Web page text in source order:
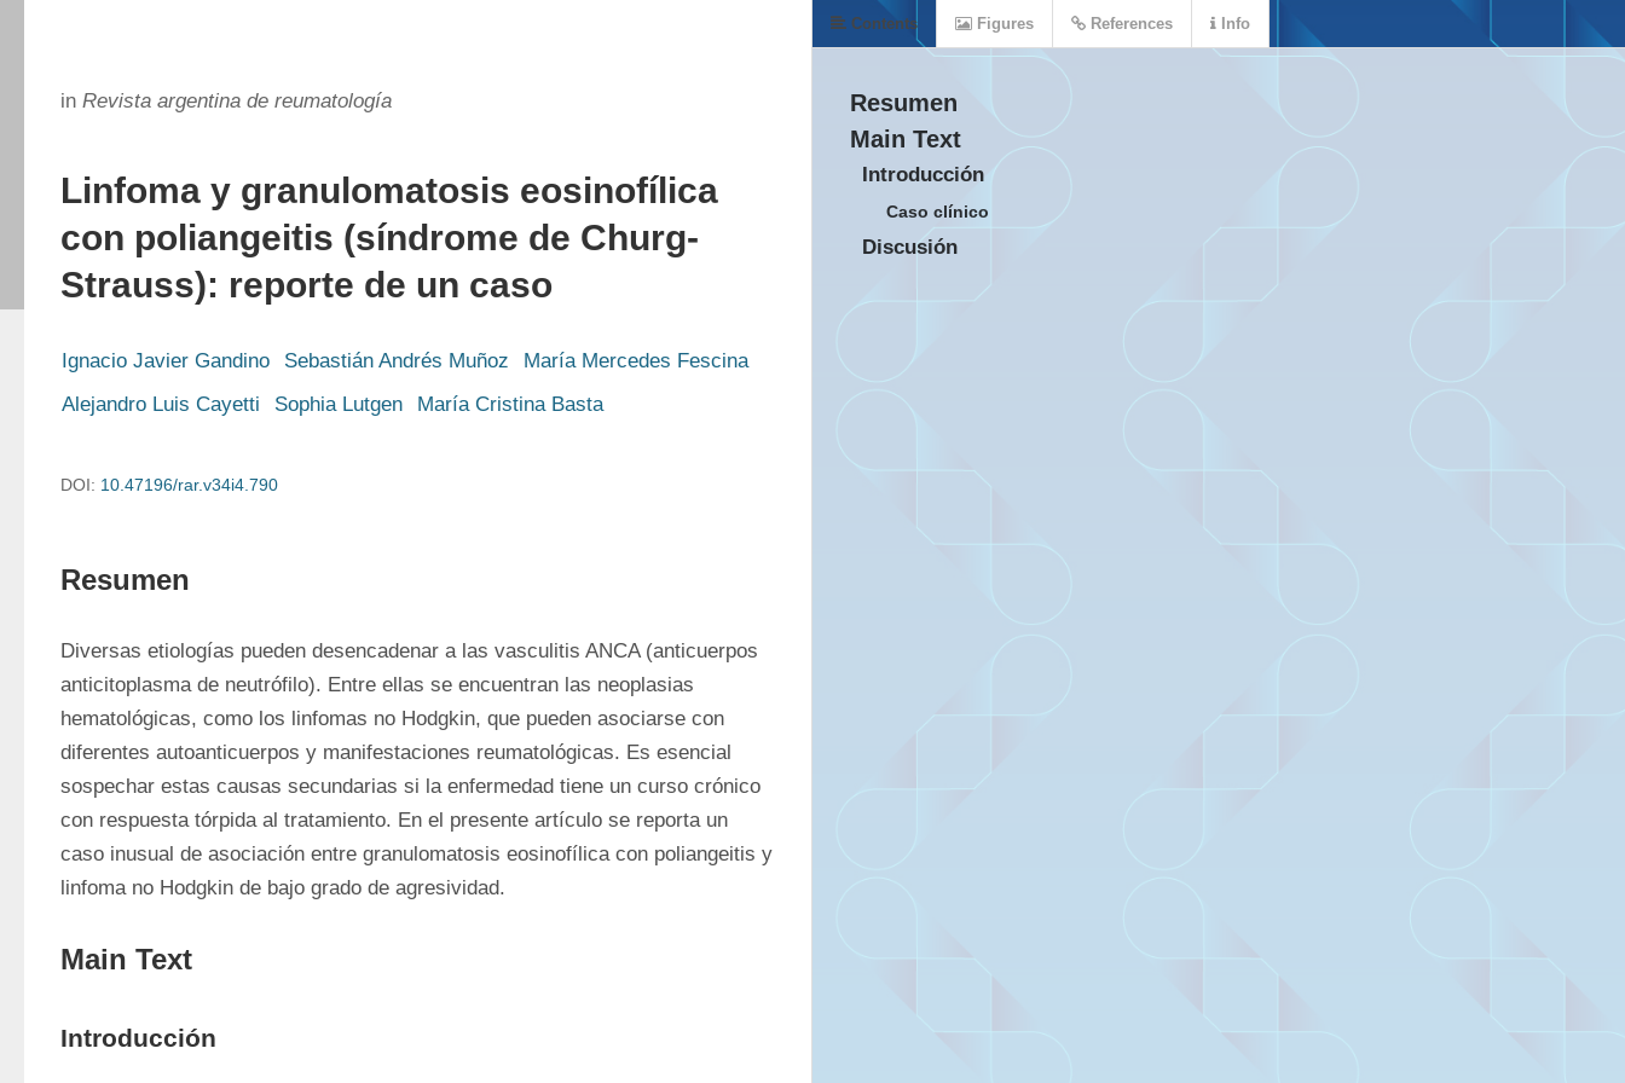
in Revista argentina de reumatología
Linfoma y granulomatosis eosinofílica
con poliangeitis (síndrome de Churg-
Strauss): reporte de un caso
Ignacio Javier Gandino Sebastián Andrés Muñoz
María Mercedes Fescina
Alejandro Luis Cayetti
Sophia Lutgen María Cristina Basta
DOI: 10.47196/rar.v34i4.790
Resumen
Diversas etiologías pueden desencadenar a las vasculitis ANCA (anticuerpos
anticitoplasma de neutrófilo). Entre ellas se encuentran las neoplasias
hematológicas, como los linfomas no Hodgkin, que pueden asociarse con
diferentes autoanticuerpos y manifestaciones reumatológicas. Es esencial
sospechar estas causas secundarias si la enfermedad tiene un curso crónico
con respuesta tórpida al tratamiento. En el presente artículo se reporta un
caso inusual de asociación entre granulomatosis eosinofílica con poliangeitis y
linfoma no Hodgkin de bajo grado de agresividad.
Main Text
Introducción
Resumen
Main Text
Introducción
Caso clínico
Discusión
Contents Figures References Info